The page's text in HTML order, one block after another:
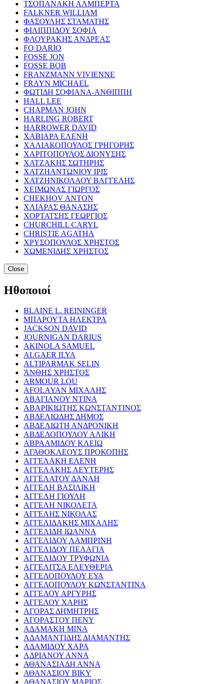
ΤΣΟΠΑΝΑΚΗ ΑΛΜΠΕΡΤΑ
FALKNER WILLIAM
ΦΑΣΟΥΛΗΣ ΣΤΑΜΑΤΗΣ
ΦΙΛΙΠΠΙΔΟΥ ΣΟΦΙΑ
ΦΛΟΥΡΑΚΗΣ ΑΝΔΡΕΑΣ
FO DARIO
FOSSE JON
FOSSE BOB
FRANZMANN VIVIENNE
FRAYN MICHAEL
ΦΩΤΙΔΗ ΣΟΦΙΑΝΑ-ΑΝΘΙΠΠΗ
HALL LEE
CHAPMAN JOHN
HARLING ROBERT
HARROWER DAVID
ΧΑΒΙΑΡΑ ΕΛΕΝΗ
ΧΑΛΙΑΚΟΠΟΥΛΟΣ ΓΡΗΓΟΡΗΣ
ΧΑΡΙΤΟΠΟΥΛΟΣ ΔΙΟΝΥΣΗΣ
ΧΑΤΖΑΚΗΣ ΣΩΤΗΡΗΣ
ΧΑΤΖΗΑΝΤΩΝΙΟΥ ΙΡΙΣ
ΧΑΤΖΗΝΙΚΟΛΑΟΥ ΒΑΓΓΕΛΗΣ
ΧΕΙΜΩΝΑΣ ΓΙΩΡΓΟΣ
CHEKHOV ANTON
ΧΛΙΑΡΑΣ ΘΑΝΑΣΗΣ
ΧΟΡΤΑΤΣΗΣ ΓΕΩΡΓΙΟΣ
CHURCHILL CARYL
CHRISTIE AGATHA
ΧΡΥΣΟΠΟΥΛΟΣ ΧΡΗΣΤΟΣ
ΧΩΜΕΝΙΔΗΣ ΧΡΗΣΤΟΣ
Close
Ηθοποιοί
BLAINE L. REININGER
ΜΠΑΡΟΥΤΑ ΗΛΕΚΤΡΑ
JACKSON DAVID
JOURNIGAN DARIUS
AKINOLA SAMUEL
ALGAER ILYA
ALTIPARMAK SELIN
ΆΝΘΗΣ ΧΡΗΣΤΟΣ
ARMOUR LOU
AFOLAYAN ΜΙΧΑΛΗΣ
ΑΒΑΓΙΑΝΟΥ ΝΤΙΝΑ
ΑΒΑΡΙΚΙΩΤΗΣ ΚΩΝΣΤΑΝΤΙΝΟΣ
ΑΒΔΕΛΙΩΔΗΣ ΔΗΜΟΣ
ΑΒΔΕΛΙΩΤΗ ΑΝΔΡΟΝΙΚΗ
ΑΒΔΕΛΟΠΟΥΛΟΥ ΑΛΙΚΗ
ΑΒΡΑΑΜΙΔΟΥ ΚΛΕΙΩ
ΑΓΑΘΟΚΛΕΟΥΣ ΠΡΟΚΟΠΗΣ
ΑΓΓΕΛΑΚΗ ΕΛΕΝΗ
ΑΓΓΕΛΑΚΗΣ ΛΕΥΤΕΡΗΣ
ΑΓΓΕΛΑΤΟΥ ΔΑΝΑΗ
ΑΓΓΕΛΗ ΒΑΣΙΛΙΚΗ
ΑΓΓΕΛΗ ΓΙΟΥΛΗ
ΑΓΓΕΛΗ ΝΙΚΟΛΕΤΑ
ΑΓΓΕΛΗΣ ΝΙΚΟΛΑΣ
ΑΓΓΕΛΙΔΑΚΗΣ ΜΙΧΑΛΗΣ
ΑΓΓΕΛΙΔΗ ΙΩΑΝΝΑ
ΑΓΓΕΛΙΔΟΥ ΛΑΜΠΡΙΝΗ
ΑΓΓΕΛΙΔΟΥ ΠΕΛΑΓΙΑ
ΑΓΓΕΛΙΔΟΥ ΤΡΥΦΩΝΙΑ
ΑΓΓΕΛΙΤΣΑ ΕΛΕΥΘΕΡΙΑ
ΑΓΓΕΛΟΠΟΥΛΟΥ ΕΥΑ
ΑΓΓΕΛΟΠΟΥΛΟΥ ΚΩΝΣΤΑΝΤΙΝΑ
ΑΓΓΕΛΟΥ ΑΡΓΥΡΗΣ
ΑΓΓΕΛΟΥ ΧΑΡΗΣ
ΑΓΟΡΑΣ ΔΗΜΗΤΡΗΣ
ΑΓΟΡΑΣΤΟΥ ΠΕΝΥ
ΑΔΑΜΑΚΗ ΜΙΝΑ
ΑΔΑΜΑΝΤΙΔΗΣ ΔΙΑΜΑΝΤΗΣ
ΑΔΑΜΙΔΟΥ ΧΑΡΑ
ΑΔΡΙΑΝΟΥ ΑΝΝΑ
ΑΘΑΝΑΣΙΑΔΗ ΑΝΝΑ
ΑΘΑΝΑΣΙΟΥ ΒΙΚΥ
ΑΘΑΝΑΣΙΟΥ ΜΑΡΙΟΣ